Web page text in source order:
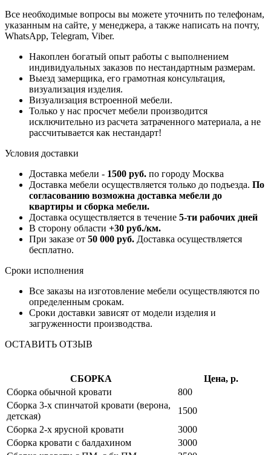
Все необходимые вопросы вы можете уточнить по телефонам,
указанным на сайте, у менеджера, а также написать на почту,
WhatsApp, Telegram, Viber.
Накоплен богатый опыт работы с выполнением
индивидуальных заказов по нестандартным размерам.
Выезд замерщика, его грамотная консультация,
визуализация изделия.
Визуализация встроенной мебели.
Только у нас просчет мебели производится
исключительно из расчета затраченного материала, а не
рассчитывается как нестандарт!
Условия доставки
Доставка мебели - 1500 руб. по городу Москва
Доставка мебели осуществляется только до подъезда. По
согласованию возможна доставка мебели до
квартиры и сборка мебели.
Доставка осуществляется в течение 5-ти рабочих дней
В сторону области +30 руб./км.
При заказе от 50 000 руб. Доставка осуществляется
бесплатно.
Сроки исполнения
Все заказы на изготовление мебели осуществляются по
определенным срокам.
Сроки доставки зависят от модели изделия и
загруженности производства.
ОСТАВИТЬ ОТЗЫВ
СБОРКА
Цена, р.
Сборка обычной кровати
800
Сборка 3-х спинчатой кровати (верона,
детская)
1500
Сборка 2-х ярусной кровати
3000
Сборка кровати с балдахином
3000